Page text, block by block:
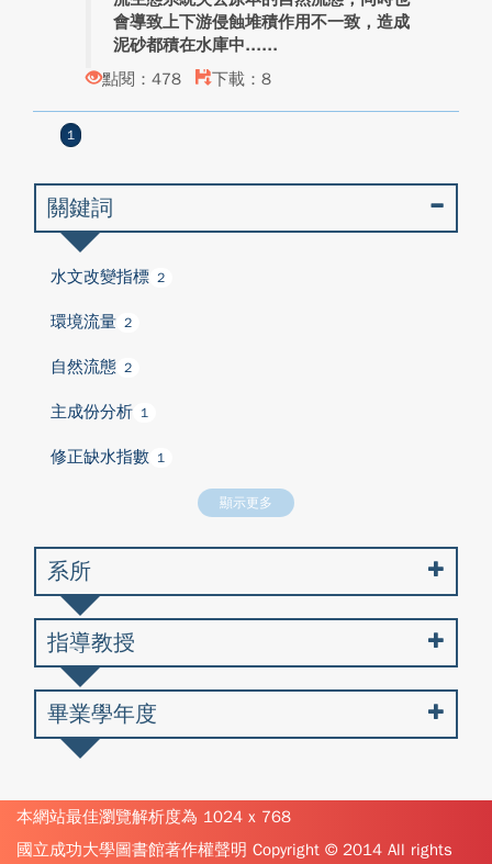
會導致上下游侵蝕堆積作用不一致，造成
泥砂都積在水庫中...
點閱：478
下載：8
1
關鍵詞
水文改變指標 2
環境流量 2
自然流態 2
主成份分析 1
修正缺水指數 1
顯示更多
系所
指導教授
畢業學年度
本網站最佳瀏覽解析度為 1024 x 768
國立成功大學圖書館著作權聲明 Copyright © 2014 All rights